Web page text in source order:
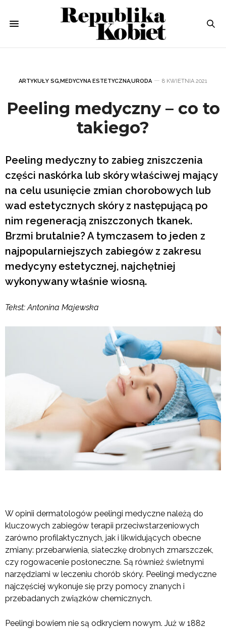
ARTYKUŁY SG,MEDYCYNA ESTETYCZNA,URODA 8 KWIETNIA 2021
Peeling medyczny – co to
takiego?
Peeling medyczny to zabieg zniszczenia
części naskórka lub skóry właściwej mający
na celu usunięcie zmian chorobowych lub
wad estetycznych skóry z następującą po
nim regeneracją zniszczonych tkanek.
Brzmi brutalnie? A tymczasem to jeden z
najpopularniejszych zabiegów z zakresu
medycyny estetycznej, najchętniej
wykonywany właśnie wiosną.
Tekst: Antonina Majewska
W opinii dermatologów peelingi medyczne należą do
kluczowych zabiegów terapii przeciwstarzeniowych
zarówno profilaktycznych, jak i likwidujących obecne
zmiany: przebarwienia, siateczkę drobnych zmarszczek,
czy rogowacenie posłoneczne. Są również świetnymi
narzędziami w leczeniu chorób skóry. Peelingi medyczne
najczęściej wykonuje się przy pomocy znanych i
przebadanych związków chemicznych.
Peelingi bowiem nie są odkryciem nowym. Już w 1882